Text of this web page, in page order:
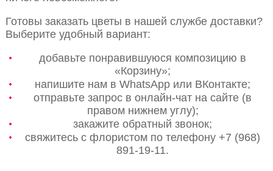
Готовы заказать цветы в нашей службе доставки?
Выберите удобный вариант:
добавьте понравившуюся композицию в
«Корзину»;
напишите нам в WhatsApp или ВКонтакте;
отправьте запрос в онлайн-чат на сайте (в
правом нижнем углу);
закажите обратный звонок;
свяжитесь с флористом по телефону +7 (968)
891-19-11.